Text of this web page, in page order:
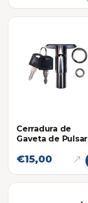
Cerradura de
Gaveta de Pulsar
€15,00